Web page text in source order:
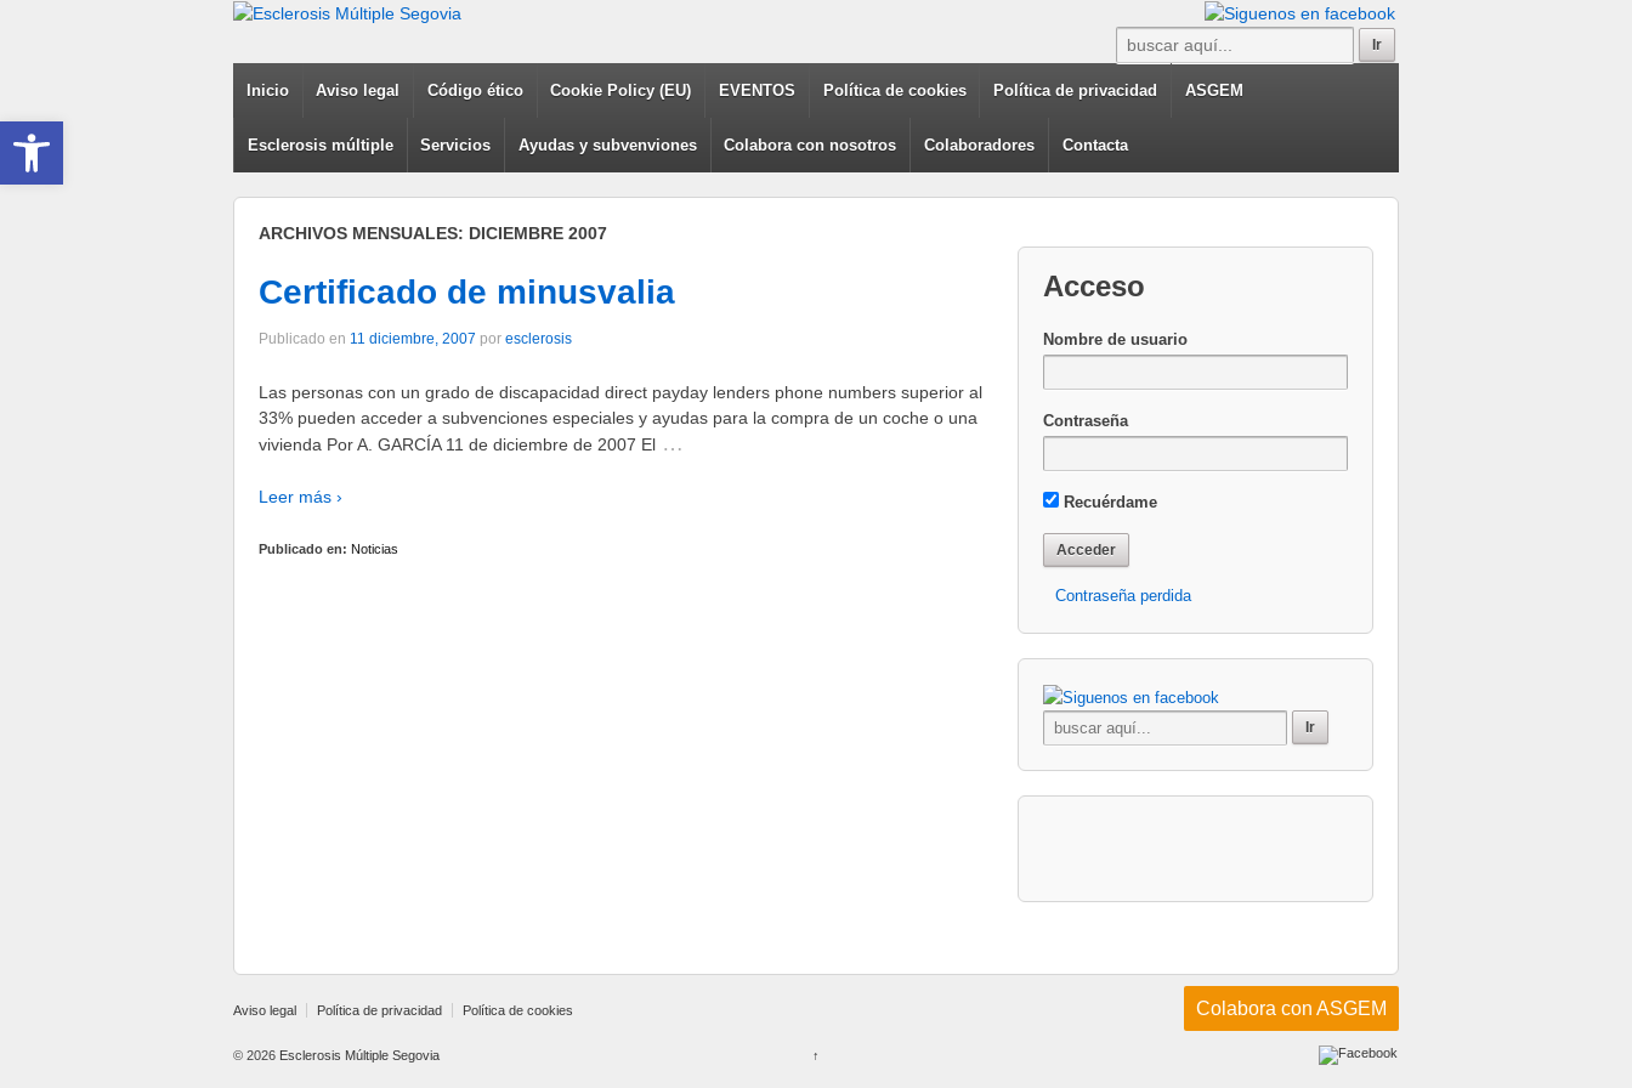
Inicio Aviso legal Código ético Cookie Policy (EU) EVENTOS Política de cookies Política de privacidad ASGEM
Esclerosis múltiple Servicios Ayudas y subvenviones Colabora con nosotros Colaboradores Contacta
ARCHIVOS MENSUALES: DICIEMBRE 2007
Certificado de minusvalia
Publicado en 11 diciembre, 2007 por esclerosis
Las personas con un grado de discapacidad direct payday lenders phone numbers superior al
33% pueden acceder a subvenciones especiales y ayudas para la compra de un coche o una
vivienda Por A. GARCÍA 11 de diciembre de 2007 El …
Leer más ›
Publicado en: Noticias
Acceso
Nombre de usuario
Contraseña
Recuérdame
Contraseña perdida
Aviso legal Política de privacidad Política de cookies Colabora con ASGEM
© 2026 Esclerosis Múltiple Segovia ↑
Abrir barra de herramientas